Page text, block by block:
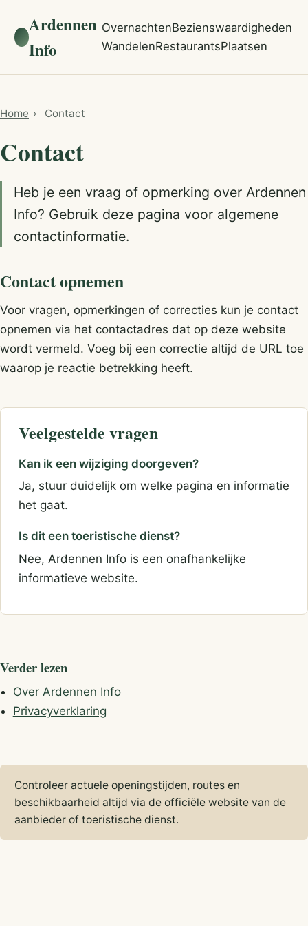
Ardennen
Info
OvernachtenBezienswaardigheden
WandelenRestaurantsPlaatsen
Home › Contact
Contact
Heb je een vraag of opmerking over Ardennen
Info? Gebruik deze pagina voor algemene
contactinformatie.
Contact opnemen
Voor vragen, opmerkingen of correcties kun je contact
opnemen via het contactadres dat op deze website
wordt vermeld. Voeg bij een correctie altijd de URL toe
waarop je reactie betrekking heeft.
Veelgestelde vragen
Kan ik een wijziging doorgeven?
Ja, stuur duidelijk om welke pagina en informatie
het gaat.
Is dit een toeristische dienst?
Nee, Ardennen Info is een onafhankelijke
informatieve website.
Verder lezen
Over Ardennen Info
Privacyverklaring
Controleer actuele openingstijden, routes en
beschikbaarheid altijd via de officiële website van de
aanbieder of toeristische dienst.